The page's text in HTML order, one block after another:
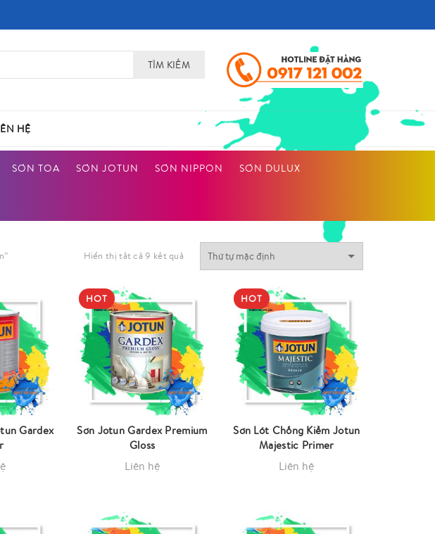
TÌM KIẾM
HỆ
SƠN TOA SƠN JOTUN SƠN NIPPON SƠN DULUX
Hiển thị tất cả 9 kết quả
Gardex
HOT
Sơn Jotun Gardex Premium
Gloss
Liên hệ
HOT
Sơn Lót Chống Kiềm Jotun
Majestic Primer
Liên hệ